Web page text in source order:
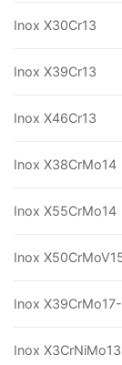
Inox X30Cr13
Inox X39Cr13
Inox X46Cr13
Inox X38CrMo14
Inox X55CrMo14
Inox
Inox X39CrMo17-
Inox